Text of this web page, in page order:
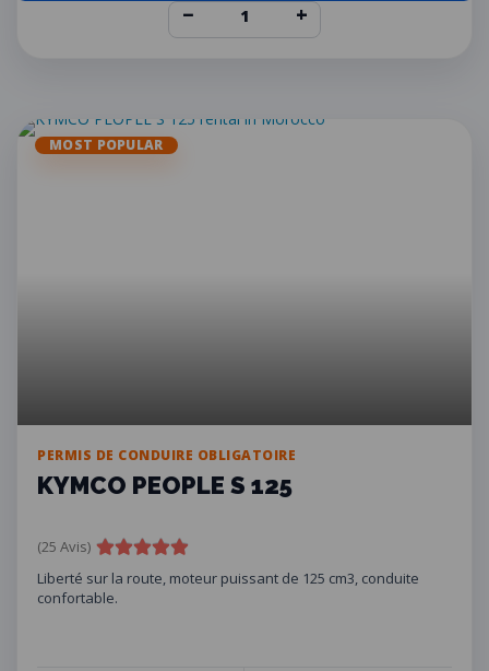
− +
MOST POPULAR
PERMIS DE CONDUIRE OBLIGATOIRE
KYMCO PEOPLE S 125
(25 Avis)
Liberté sur la route, moteur puissant de 125 cm3, conduite
confortable.